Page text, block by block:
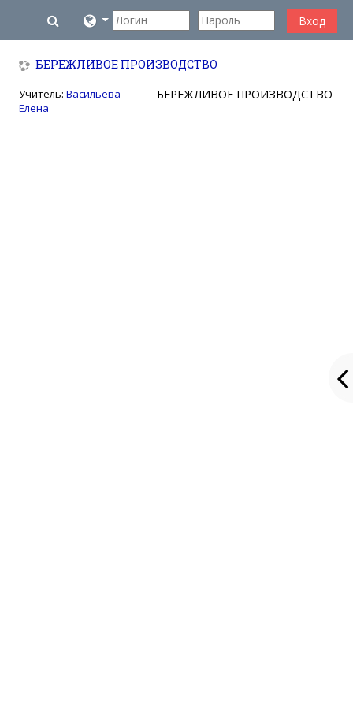
Перейти к основному содержанию
Изменить данные поисковой строки
Вход
БЕРЕЖЛИВОЕ ПРОИЗВОДСТВО
БЕРЕЖЛИВОЕ ПРОИЗВОДСТВО
Учитель:Васильева
Елена